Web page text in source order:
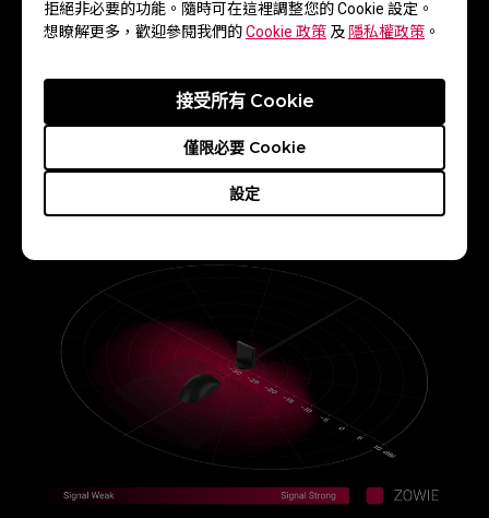
拒絕非必要的功能。隨時可在這裡調整您的 Cookie 設定。
想瞭解更多，歡迎參閱我們的Cookie 政策 及 隱私權政策 。
設定
僅限必要 Cookie
接受所有 Cookie
EC1-DW
獨家無線基地台，提升訊號接收；縮小接收器背面訊
號範圍，可有效減少來自後方訊號干擾。